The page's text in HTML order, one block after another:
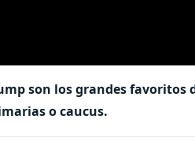
son los grandes favoritos
o caucus.